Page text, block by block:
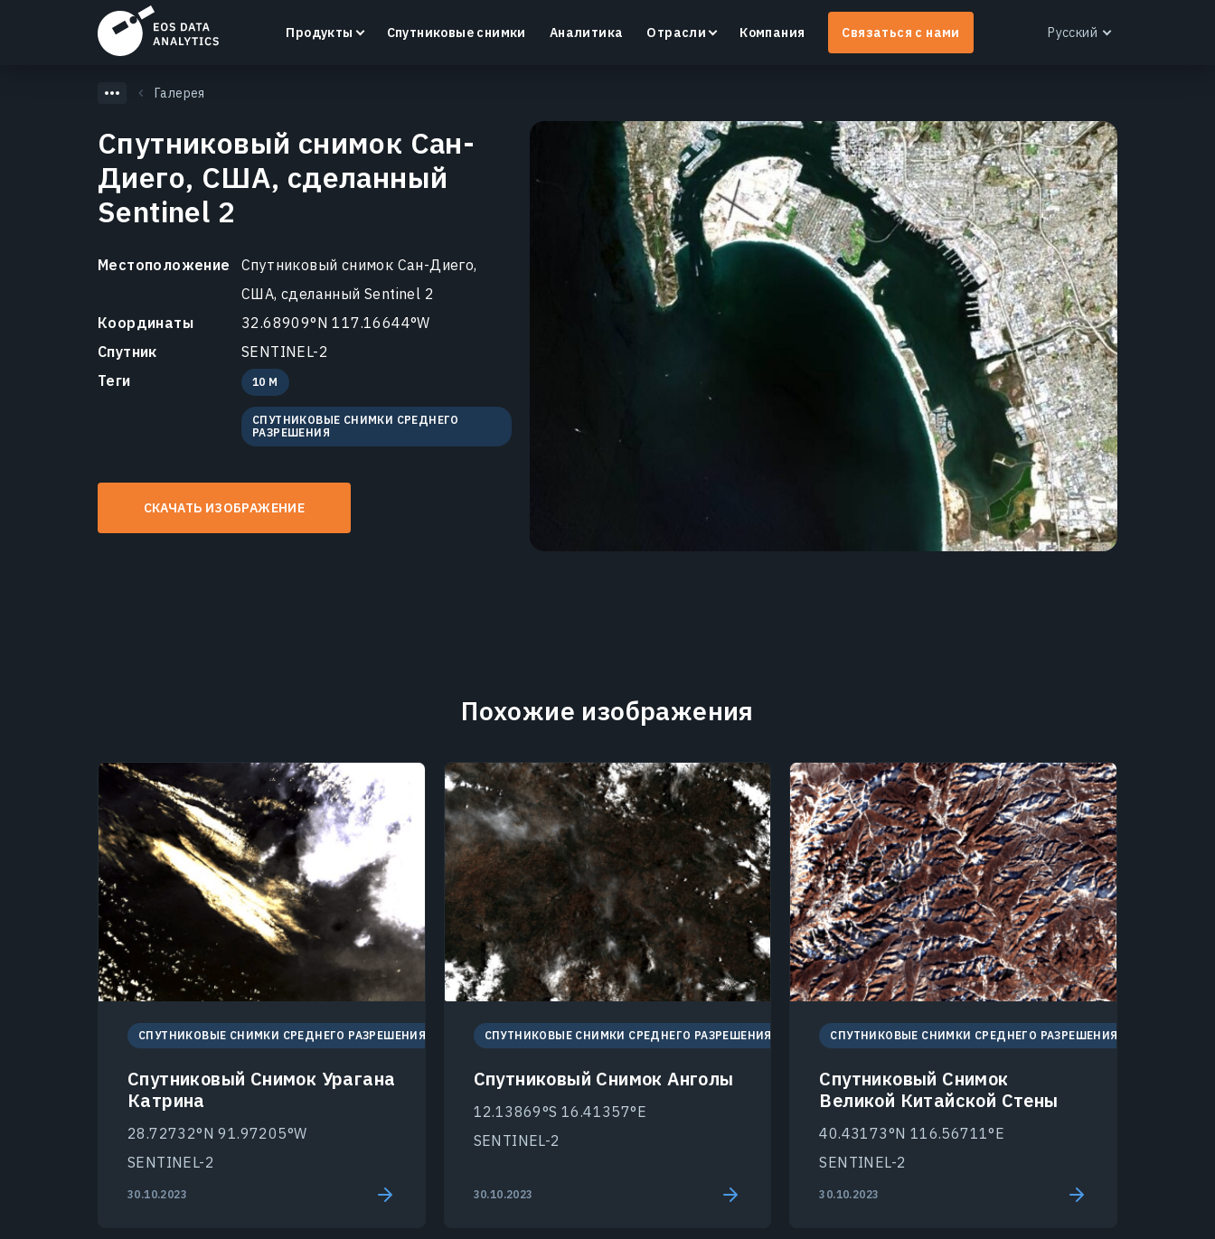
Продукты
LandViewer
Поиск, визуализация и анализ спутниковых
Контроль состояния посевов и полевых условий с
помощью интеллектуальной платформы для
EOS RayVision
Индивидуальные аналитические отчеты с
детальной визуализацией для любой отрасли.
Узнать больше
Спутниковые снимки Аналитика Отрасли Компания Связаться с нами Русский
Português
Français
Українська
Русский
Галерея
Спутниковый снимок Сан-
Диего, США, сделанный
Sentinel 2
Местоположение
Спутниковый снимок Сан-Диего,
США, сделанный Sentinel 2
Координаты
32.68909°N 117.16644°W
Спутник
SENTINEL-2
Теги
10 M
СПУТНИКОВЫЕ СНИМКИ СРЕДНЕГО
РАЗРЕШЕНИЯ
СКАЧАТЬ ИЗОБРАЖЕНИЕ
Похожие изображения
СПУТНИКОВЫЕ СНИМКИ СРЕДНЕГО РАЗРЕШЕНИЯ
Спутниковый Снимок Урагана
Катрина
28.72732°N 91.97205°W
SENTINEL-2
30.10.2023
СПУТНИКОВЫЕ СНИМКИ СРЕДНЕГО РАЗРЕШЕНИЯ
Спутниковый Снимок Анголы
12.13869°S 16.41357°E
SENTINEL-2
30.10.2023
СПУТНИКОВЫЕ СНИМКИ СРЕДНЕГО РАЗРЕШЕНИЯ
Спутниковый Снимок
Великой Китайской Стены
40.43173°N 116.56711°E
SENTINEL-2
30.10.2023